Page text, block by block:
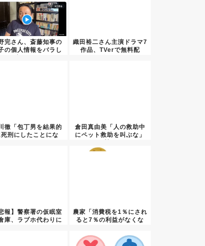
完さん、斎藤知事の
の個人情報をバラし
織田裕二さん主演ドラマ7
作品、TVerで無料配
徹「包丁男を結果的
死刑にしたことにな
倉田真由美「人の救助中
にペット救助を叫ぶな」
悲報】警察署の仮眠室
庫、ラブホ代わりに
農家「消費税を1％にされ
ると7％の利益がなくな